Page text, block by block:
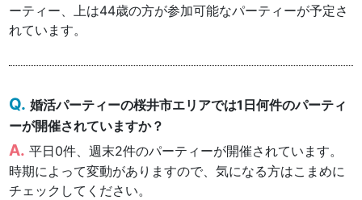
ーティー、上は44歳の方が参加可能なパーティーが予定さ
れています。
婚活パーティーの桜井市エリアでは1日何件のパーティ
ーが開催されていますか？
平日0件、週末2件のパーティーが開催されています。
時期によって変動がありますので、気になる方はこまめに
チェックしてください。